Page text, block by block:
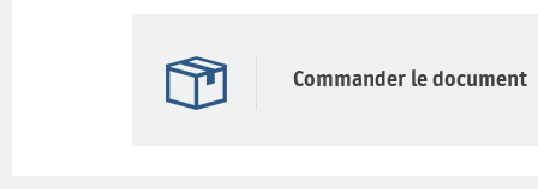
Commander le document